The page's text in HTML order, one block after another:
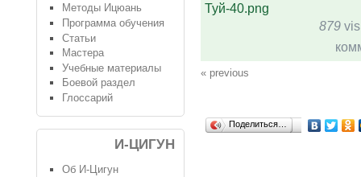
Туй-40.png
879
« previous
Поделиться…
Методы Ицюань
Программа обучения
Статьи
Мастера
Учебные материалы
Боевой раздел
Глоссарий
И-ЦИГУН
Об И-Цигун